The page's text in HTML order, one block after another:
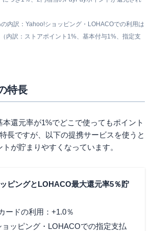
内訳：Yahoo!ショッピング・LOHACOでの利用は
内訳：ストアポイント1%、基本付与1%、指定支
特長
還元率が1%でどこで使ってもポイント
長ですが、以下の提携サービスを使うと
が貯まりやすくなっています。
ピングとLOHACO最大還元率5％貯
ードの利用：+1.0％
ョッピング・LOHACOでの指定支払